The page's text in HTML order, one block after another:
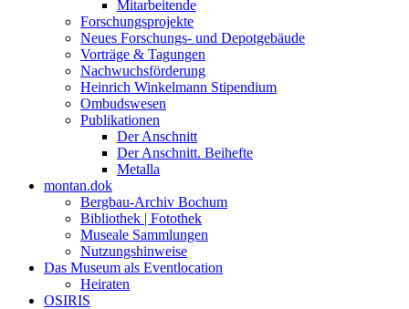
Mitarbeitende
Forschungsprojekte
Neues Forschungs- und Depotgebäude
Vorträge & Tagungen
Nachwuchsförderung
Heinrich Winkelmann Stipendium
Ombudswesen
Publikationen
Der Anschnitt
Der Anschnitt. Beihefte
Metalla
montan.dok
Bergbau-Archiv Bochum
Bibliothek | Fotothek
Museale Sammlungen
Nutzungshinweise
Das Museum als Eventlocation
Heiraten
OSIRIS